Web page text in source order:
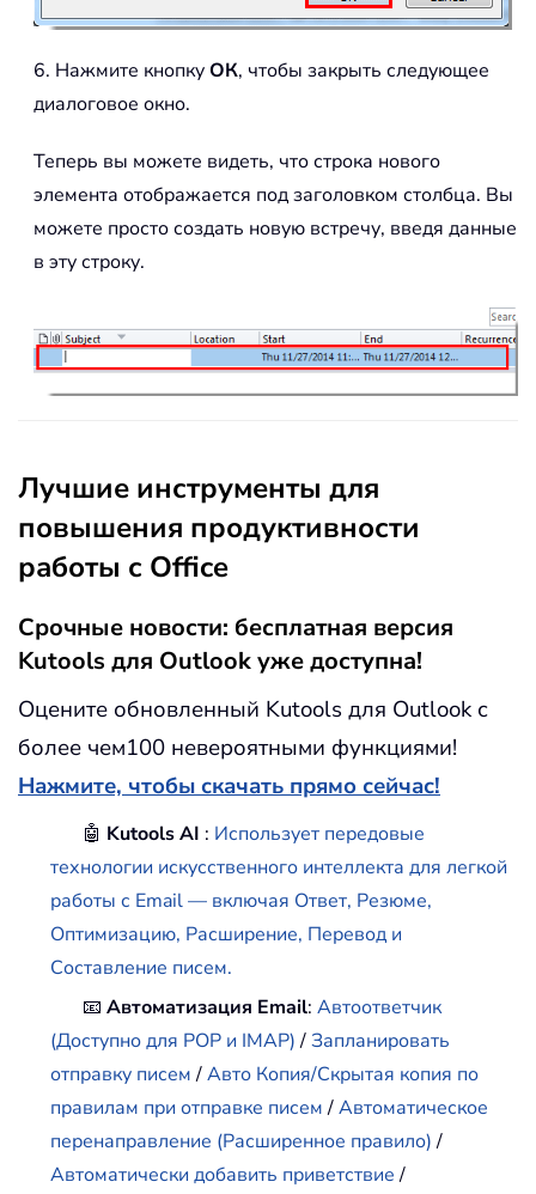
6. Нажмите кнопкуОК, чтобы закрыть следующее
диалоговое окно.
Теперь вы можете видеть, что строка нового
элемента отображается под заголовком столбца. Вы
можете просто создать новую встречу, введя данные
в эту строку.
Лучшие инструменты для
повышения продуктивности
работы с Office
Срочные новости: бесплатная версия
Kutools для Outlook уже доступна!
Оцените обновленный Kutools для Outlook с
более чем100 невероятными функциями!
Нажмите, чтобы скачать прямо сейчас!
🤖 Kutools AI : Использует передовые
технологии искусственного интеллекта для легкой
работы с Email — включая Ответ, Резюме,
Оптимизацию, Расширение, Перевод и
Составление писем.
📧Автоматизация Email:Автоответчик
(Доступно для POP и IMAP)/Запланировать
отправку писем/Авто Копия/Скрытая копия по
правилам при отправке писем/Автоматическое
перенаправление (Расширенное правило)/
Автоматически добавить приветствие/